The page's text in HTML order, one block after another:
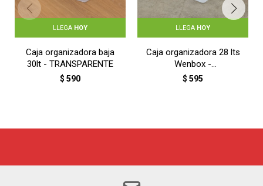
LLEGA HOY
Caja organizadora baja
30lt - TRANSPARENTE
$ 590
LLEGA HOY
Caja organizadora 28 lts
Wenbox -
TRANSPARENTE
$ 595